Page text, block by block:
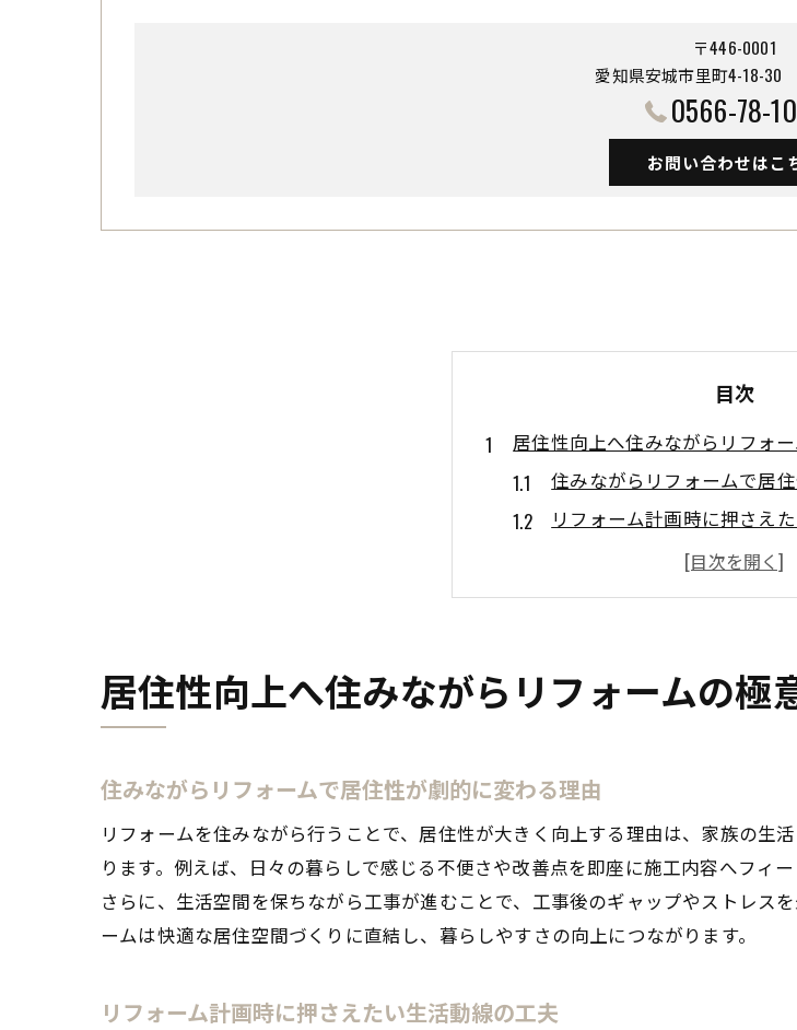
〒446-0001
愛知県安城市里町4-18-30
0566-78-
お問い合わせはこ
目次
居住性向上へ住みながらリフォ
住みながらリフォームで居
リフォーム計画時に押さえ
居住性向上のためのリフォ
住みながらのリフォームで
住みながら工事でもストレ
共働き家庭に最適なリフォーム進
リフォーム中の家事や仕事と
住みながらリフォームのス
共働き家庭で役立つリフォ
リフォーム中の生活リズム
住みながらリフォームで家族
リフォーム中も快適に暮らす
居住性向上へ住みながらリフォームの極
住みながらリフォームで居住性が劇的に変わる理由
リフォームを住みながら行うことで、居住性が大きく向上する理由は、家族の生
ります。例えば、日々の暮らしで感じる不便さや改善点を即座に施工内容へフィ
さらに、生活空間を保ちながら工事が進むことで、工事後のギャップやストレス
ームは快適な居住空間づくりに直結し、暮らしやすさの向上につながります。
リフォーム計画時に押さえたい生活動線の工夫